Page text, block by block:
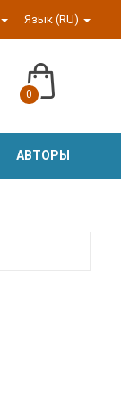
Язык (RU)
0
АВТОРЫ